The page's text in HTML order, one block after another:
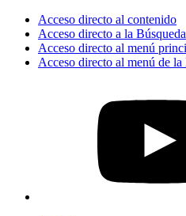
Acceso directo al contenido
Acceso directo a la Búsqueda
Acceso directo al menú
Acceso directo al menú de